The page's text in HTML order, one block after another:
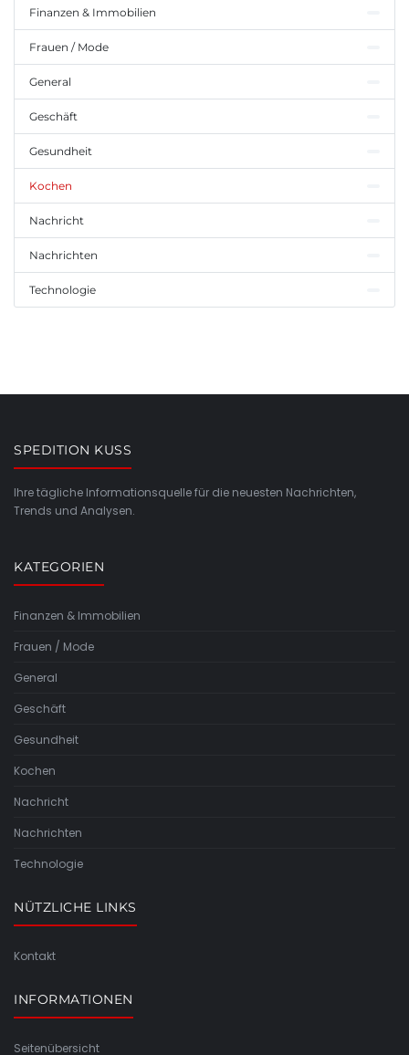
Finanzen & Immobilien
Frauen / Mode
General
Geschäft
Gesundheit
Kochen
Nachricht
Nachrichten
Technologie
SPEDITION KUSS
Ihre tägliche Informationsquelle für die neuesten Nachrichten,
Trends und Analysen.
KATEGORIEN
Finanzen & Immobilien
Frauen / Mode
General
Geschäft
Gesundheit
Kochen
Nachricht
Nachrichten
Technologie
NÜTZLICHE LINKS
Kontakt
INFORMATIONEN
Seitenübersicht